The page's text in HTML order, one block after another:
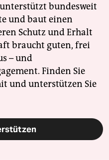
bundesweit
und baut einen
Schutz und Erhalt
braucht guten, frei
– und
Finden Sie
und unterstützen Sie